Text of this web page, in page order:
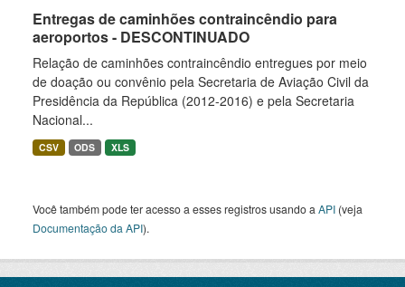
Entregas de caminhões contraincêndio para
aeroportos - DESCONTINUADO
Relação de caminhões contraincêndio entregues por meio
de doação ou convênio pela Secretaria de Aviação Civil da
Presidência da República (2012-2016) e pela Secretaria
Nacional...
CSV ODS XLS
Você também pode ter acesso a esses registros usando a API (veja
Documentação da API).